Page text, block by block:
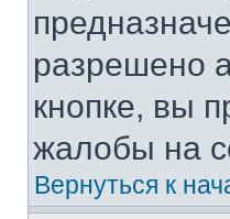
разрешено
кнопке, вы
жалобы на
Вернуться к